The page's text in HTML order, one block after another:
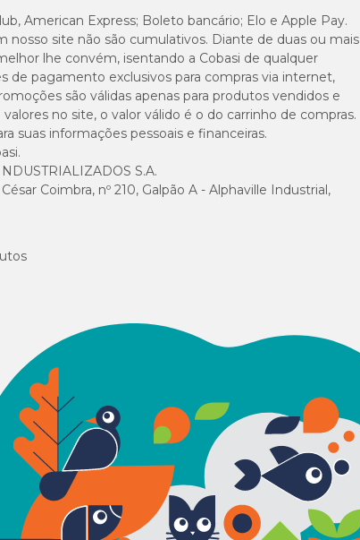
American Express; Boleto bancário; Elo e Apple Pay.
nosso site não são cumulativos. Diante de duas ou mais
lhe convém, isentando a Cobasi de qualquer
de pagamento exclusivos para compras via internet,
são válidas apenas para produtos vendidos e
no site, o valor válido é o do carrinho de compras.
suas informações pessoais e financeiras.
S.A.
Coimbra, nº 210, Galpão A - Alphaville Industrial,